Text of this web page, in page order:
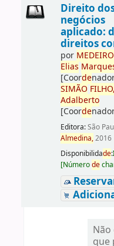
Direito
negócios
aplicado:
direitos
por MEDE
Elias
[Coorde
SIMÃO FILHO,
Adalberto
[Coorde
Editora:São
Almedina,2016
Disponibilidade:
[Númerode
que